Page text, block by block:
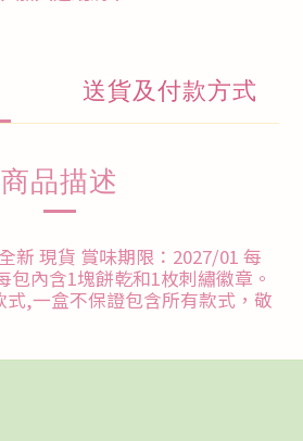
送貨及付款方式
商品描述
新 現貨 賞味期限：2027/01 每
內含1塊餅乾和1枚刺繡徽章。
,一盒不保證包含所有款式，敬